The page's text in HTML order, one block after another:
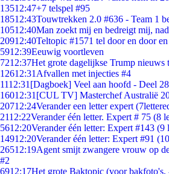
13512:47+7 telspel #95
18512:43Touwtrekken 2.0 #636 - Team 1
10512:40Man zoekt mij en bedreigt mij,
20912:40Teltopic #1571 tel door en door
5912:39Eeuwig voortleven
7212:37Het grote dagelijkse Trump nieuws
12612:31 Afvallen met injecties #4
1112:31 [Dagboek] Veel aan hoofd - Deel 28
16012:31 [CUL TV] Masterchef Australië
20712:24Verander een letter expert
2112:22Verander één letter. Expert # 75 (8
5612:20Verander één letter: Expert #143 (9
14912:20Verander één letter: Expert #91
26512:19Agent smijt zwangere vrouw op
#2
6912:17Het grote Baktopic (voor bakfoto's,